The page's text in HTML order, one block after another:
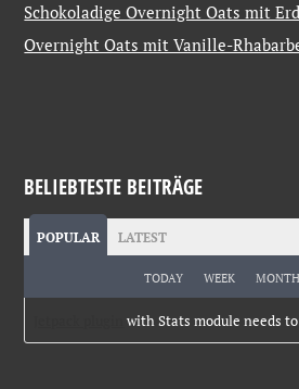
Schokoladige Overnight Oats mit
Overnight Oats mit Vanille-
BELIEBTESTE BEITRÄGE
POPULAR LATEST
TODAY WEEK MONTH
with Stats module needs